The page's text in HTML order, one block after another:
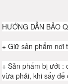
HƯỚNG DẪN BẢO
+ Giữ sản phẩm nơi
+ Sản phẩm bị ướt :
vừa phải, khi sấy để